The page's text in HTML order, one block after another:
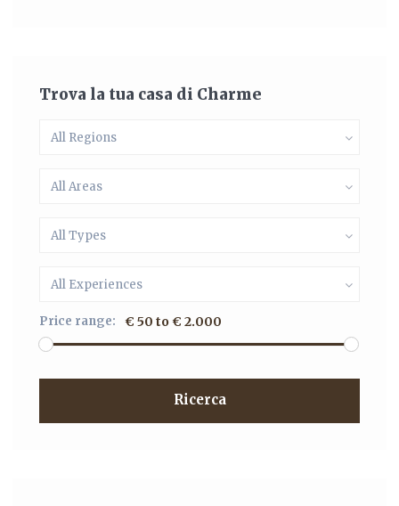
Trova la tua casa di Charme
All Regions
All Areas
All Types
All Experiences
Price range: € 50 to € 2.000
Ricerca